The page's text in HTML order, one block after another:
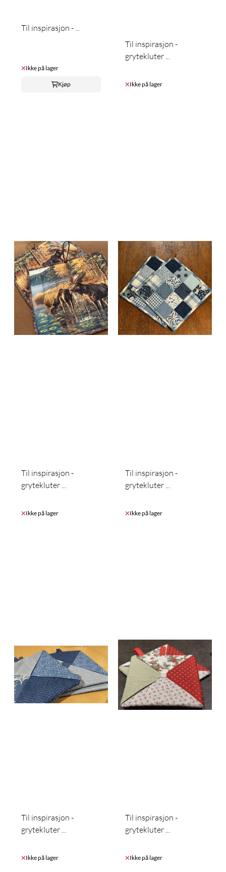
Til inspirasjon - ...
Ikke på lager
Kjøp
Til inspirasjon -
grytekluter ...
Ikke på lager
Til inspirasjon -
grytekluter ...
Ikke på lager
Til inspirasjon -
grytekluter ...
Ikke på lager
Til inspirasjon -
grytekluter ...
Ikke på lager
Til inspirasjon -
grytekluter ...
Ikke på lager